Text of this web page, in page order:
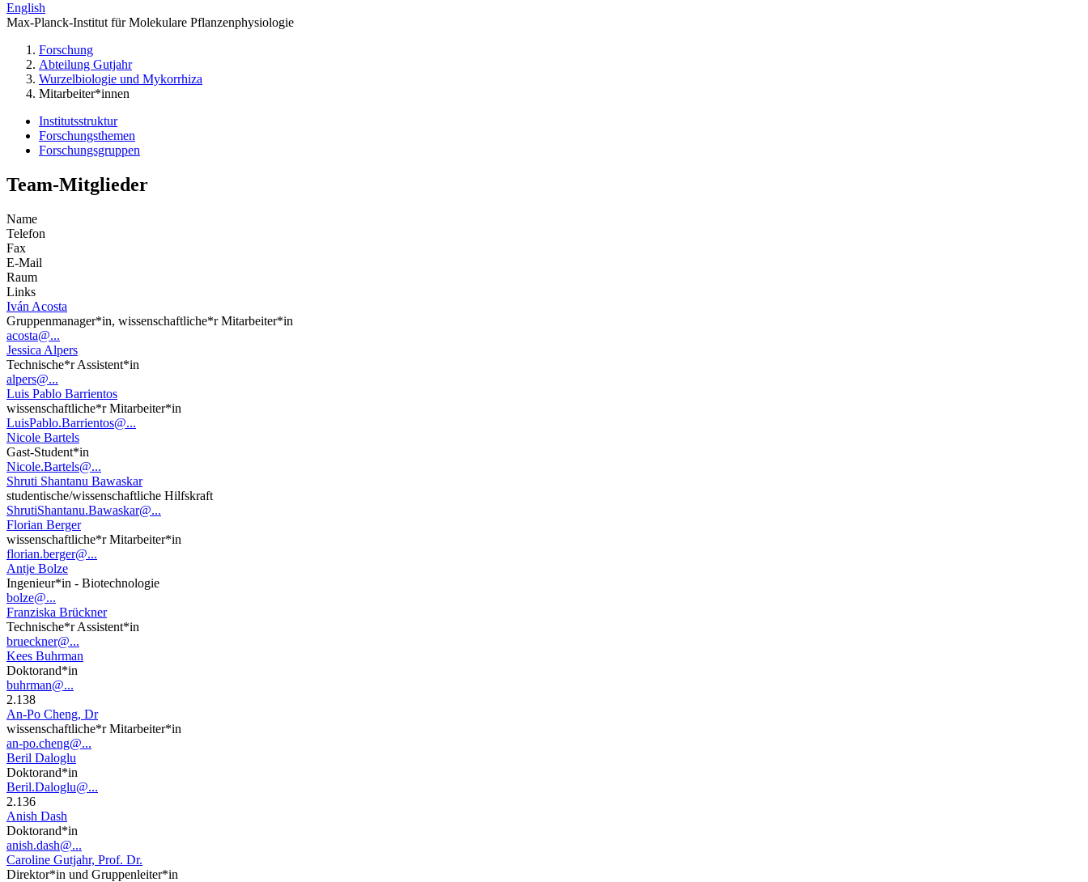
English
Max-Planck-Institut für Molekulare Pflanzenphysiologie
Forschung
Abteilung Gutjahr
Wurzelbiologie und Mykorrhiza
Mitarbeiter*innen
Institutsstruktur
Forschungsthemen
Forschungsgruppen
Team-Mitglieder
Name
Telefon
Fax
E-Mail
Raum
Links
Iván Acosta
Gruppenmanager*in, wissenschaftliche*r Mitarbeiter*in
acosta@...
Jessica Alpers
Technische*r Assistent*in
alpers@...
Luis Pablo Barrientos
wissenschaftliche*r Mitarbeiter*in
LuisPablo.Barrientos@...
Nicole Bartels
Gast-Student*in
Nicole.Bartels@...
Shruti Shantanu Bawaskar
studentische/wissenschaftliche Hilfskraft
ShrutiShantanu.Bawaskar@...
Florian Berger
wissenschaftliche*r Mitarbeiter*in
florian.berger@...
Antje Bolze
Ingenieur*in - Biotechnologie
bolze@...
Franziska Brückner
Technische*r Assistent*in
brueckner@...
Kees Buhrman
Doktorand*in
buhrman@...
2.138
An-Po Cheng, Dr
wissenschaftliche*r Mitarbeiter*in
an-po.cheng@...
Beril Daloglu
Doktorand*in
Beril.Daloglu@...
2.136
Anish Dash
Doktorand*in
anish.dash@...
Caroline Gutjahr, Prof. Dr.
Direktor*in und Gruppenleiter*in